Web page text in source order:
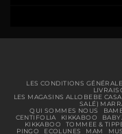
LES CONDITIONS
LES MAGASINS ALLOBEBE
SALÉ)
QUI SOMMES NOUS
CENTIFOLIA
KIKKABOO
KIKKABOO
TOMMEE &
PINGO
ECOLUNES MAM